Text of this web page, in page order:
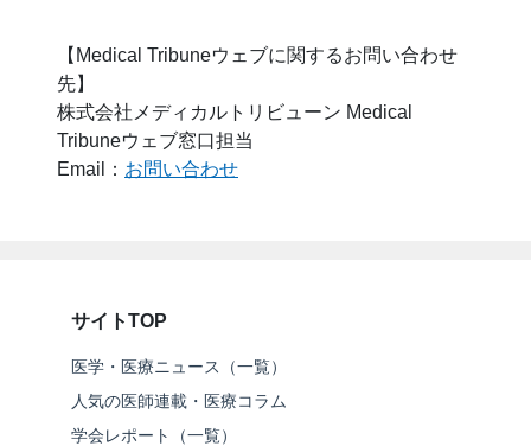
【Medical Tribuneウェブに関するお問い合わせ
先】
株式会社メディカルトリビューン Medical
Tribuneウェブ窓口担当
Email： お問い合わせ
サイトTOP
医学・医療ニュース（一覧）
人気の医師連載・医療コラム
学会レポート（一覧）